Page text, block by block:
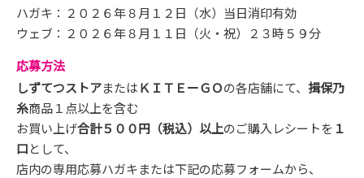
ハガキ：２０２６年８月１２日（水）当日消印有効
ウェブ：２０２６年８月１１日（火・祝）２３時５９分
応募方法
しずてつストアまたはＫＩＴＥーＧＯの各店舗にて、 揖保乃
糸商品１点以上を含む
お買い上げ合計５００円（税込）以上のご購入レシートを １
口として、
店内の専用応募ハガキまたは下記の応募フォームから、